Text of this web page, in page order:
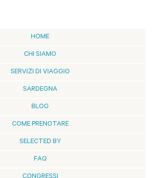
HOME
CHI SIAMO
SERVIZI DI VIAGGIO
SARDEGNA
BLOG
COME PRENOTARE
SELECTED BY
FAQ